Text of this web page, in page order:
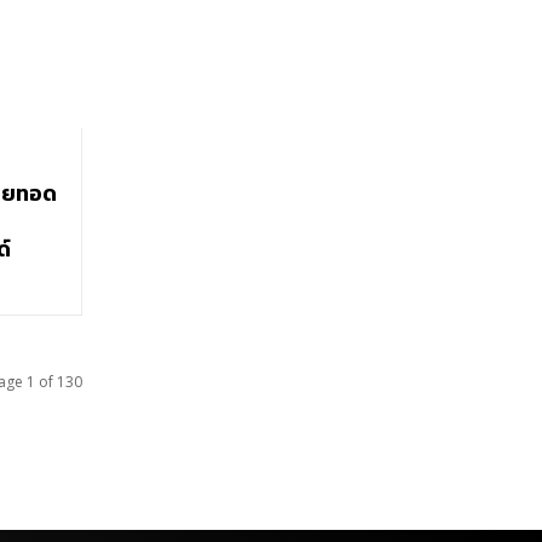
ยทอด
1 of 130